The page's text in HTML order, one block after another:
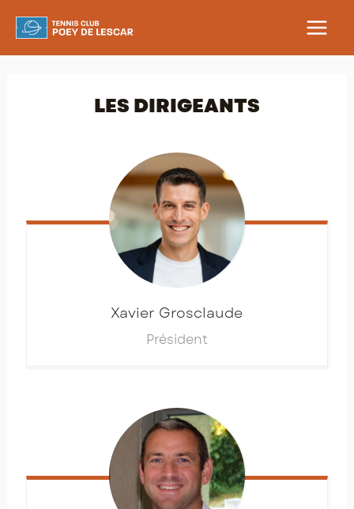
MAIN
LES DIRIGEANTS
Xavier Grosclaude
Président